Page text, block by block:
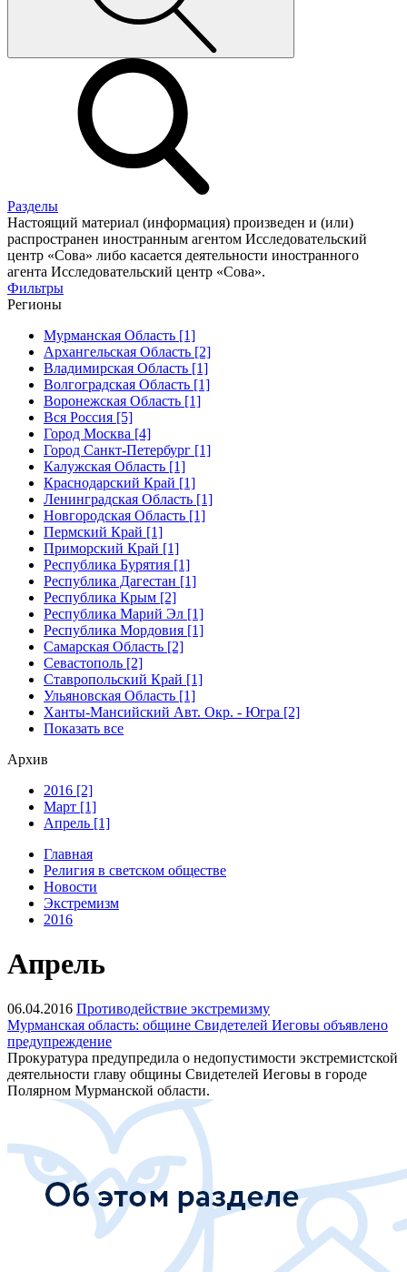
Разделы
Настоящий материал (информация) произведен и (или)
распространен иностранным агентом Исследовательский
центр «Сова» либо касается деятельности иностранного
агента Исследовательский центр «Сова».
Фильтры
Регионы
Мурманская Область [1]
Архангельская Область [2]
Владимирская Область [1]
Волгоградская Область [1]
Воронежская Область [1]
Вся Россия [5]
Город Москва [4]
Город Санкт-Петербург [1]
Калужская Область [1]
Краснодарский Край [1]
Ленинградская Область [1]
Новгородская Область [1]
Пермский Край [1]
Приморский Край [1]
Республика Бурятия [1]
Республика Дагестан [1]
Республика Крым [2]
Республика Марий Эл [1]
Республика Мордовия [1]
Самарская Область [2]
Севастополь [2]
Ставропольский Край [1]
Ульяновская Область [1]
Ханты-Мансийский Авт. Окр. - Югра [2]
Показать все
Архив
2016 [2]
Март [1]
Апрель [1]
Главная
Религия в светском обществе
Новости
Экстремизм
2016
Апрель
06.04.2016 Противодействие экстремизму
Мурманская область: общине Свидетелей Иеговы объявлено
предупреждение
Прокуратура предупредила о недопустимости экстремистской
деятельности главу общины Свидетелей Иеговы в городе
Полярном Мурманской области.